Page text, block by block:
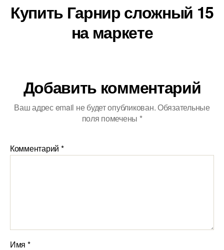
Купить Гарнир сложный 15
на маркете
Добавить комментарий
Ваш адрес email не будет опубликован.Обязательные
поля помечены *
Комментарий *
Имя *